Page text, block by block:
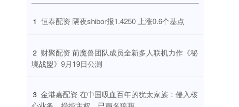
1 ​恒泰配资 隔夜shibor报1.4250 上涨0.6个基点
2 ​财聚配资 前魔兽团队成员全新多人联机力作《秘
境战盟》9月19日公测
3 ​金港嘉配资 在中国吸血百年的犹太家族：侵入核